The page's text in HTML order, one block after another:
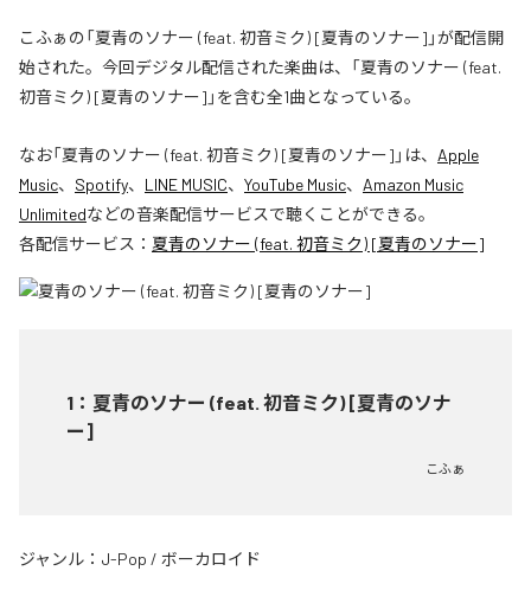
こふぁの「夏青のソナー (feat. 初音ミク) [夏青のソナー]」が配信開
始された。今回デジタル配信された楽曲は、「夏青のソナー (feat.
初音ミク) [夏青のソナー]」を含む全1曲となっている。
なお「夏青のソナー (feat. 初音ミク) [夏青のソナー] 」は、 Apple
Music、 Spotify、 LINE MUSIC、 YouTube Music、 Amazon Music
Unlimitedなどの音楽配信サービスで聴くことができる。
各配信サービス： 夏青のソナー (feat. 初音ミク) [夏青のソナー]
1 ： 夏青のソナー (feat. 初音ミク) [夏青のソナ
ー]
こふぁ
ジャンル： J-Pop / ボーカロイド